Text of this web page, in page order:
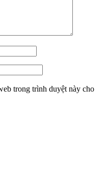
trong trình duyệt này cho